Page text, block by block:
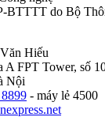
BTTTT do Bộ
Hiếu
FPT Tower, số
Nội
- máy lẻ 4500